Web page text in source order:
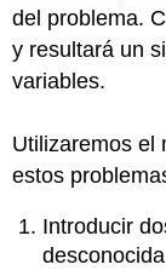
(problemas
numéricos)
Ejemplo\
Conjunto
práctica
Problema
del problema.
y resultará un
variables.
Utilizaremos el
estos
Introducir